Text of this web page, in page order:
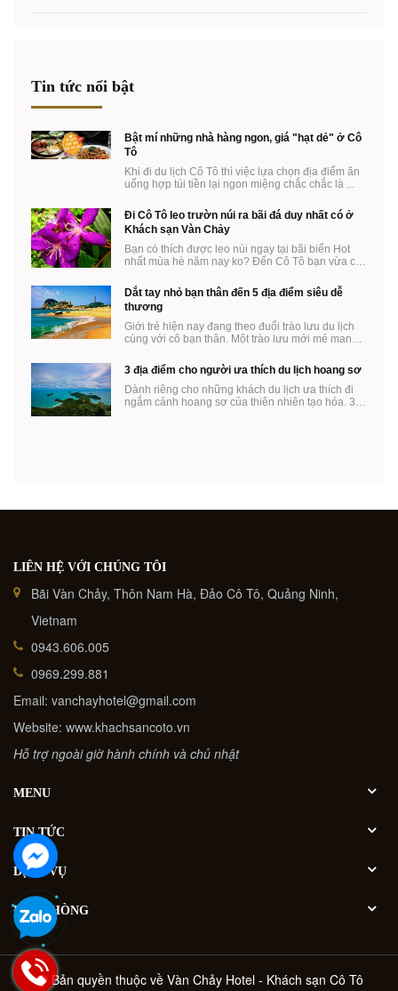
Tin tức nổi bật
Bật mí những nhà hàng ngon, giá "hạt dẻ" ở Cô
Tô
Khi đi du lịch Cô Tô thì việc lựa chọn địa điểm ăn
uống hợp túi tiền lại ngon miệng chắc chắc là ...
Đi Cô Tô leo trườn núi ra bãi đá duy nhất có ở
Khách sạn Vàn Chảy
Bạn có thích được leo núi ngay tại bãi biển Hot
nhất mùa hè năm nay ko? Đến Cô Tô bạn vừa có
Dắt tay nhỏ bạn thân đến 5 địa điểm siêu dễ
thương
Giới trẻ hiện nay đang theo đuổi trào lưu du lịch
cùng với cô bạn thân. Một trào lưu mới mẻ mang
3 địa điểm cho người ưa thích du lịch hoang sơ
Dành riêng cho những khách du lịch ưa thích đi
ngắm cảnh hoang sơ của thiên nhiên tạo hóa. 3
LIÊN HỆ VỚI CHÚNG TÔI
Bãi Vàn Chảy, Thôn Nam Hà, Đảo Cô Tô, Quảng Ninh,
Vietnam
0943.606.005
0969.299.881
Email: vanchayhotel@gmail.com
Website: www.khachsancoto.vn
Hỗ trợ ngoài giờ hành chính và chủ nhật
MENU
TIN TỨC
DỊCH VỤ
ĐẶT PHÒNG
@ Bản quyền thuộc về Vàn Chảy Hotel - Khách sạn Cô Tô